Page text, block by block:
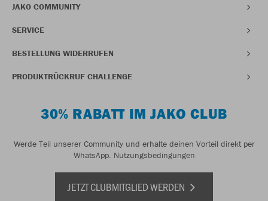
JAKO COMMUNITY
SERVICE
BESTELLUNG WIDERRUFEN
PRODUKTRÜCKRUF CHALLENGE
30% RABATT IM JAKO CLUB
Werde Teil unserer Community und erhalte deinen Vorteil direkt per
WhatsApp. Nutzungsbedingungen
JETZT CLUBMITGLIED WERDEN